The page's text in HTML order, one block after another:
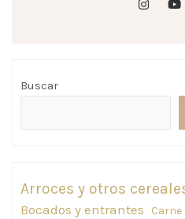
Buscar
Arroces y otros
Bocados y entrantes
Carne